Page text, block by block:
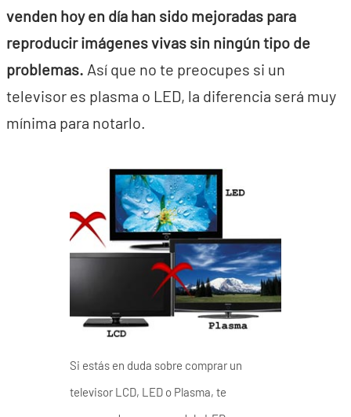
venden hoy en día han sido mejoradas para
reproducir imágenes vivas sin ningún tipo de
problemas. Así que no te preocupes si un
televisor es plasma o LED, la diferencia será muy
mínima para notarlo.
Si estás en duda sobre comprar un
televisor LCD, LED o Plasma, te